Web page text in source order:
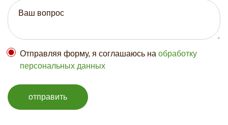
Отправляя форму, я соглашаюсь на обработку
персональных данных
отправить